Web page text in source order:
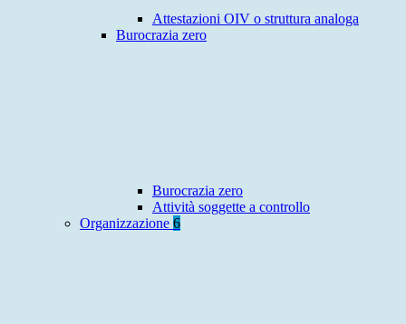
Attestazioni OIV o struttura analoga
Burocrazia zero
Burocrazia zero
Attività soggette a controllo
Organizzazione 6